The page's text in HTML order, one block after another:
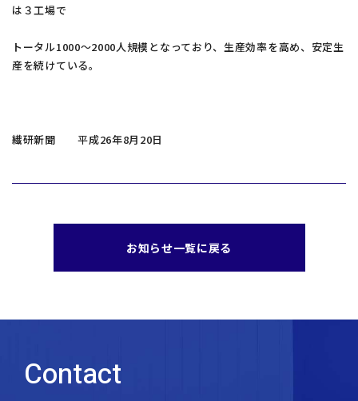
は３工場で
トータル1000～2000人規模となっており、生産効率を高め、安定生
産を続けている。
繊研新聞 平成26年8月20日
お知らせ一覧に戻る
Contact